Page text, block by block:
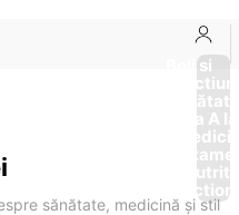
Boli si
Afectiuni
Sănătate
de la A
sănătate, medicină și stil